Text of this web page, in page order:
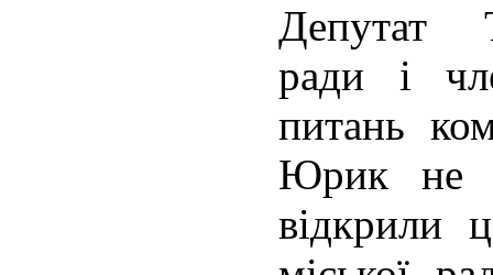
Депутат
ради і
питань
Юрик не
відкрили